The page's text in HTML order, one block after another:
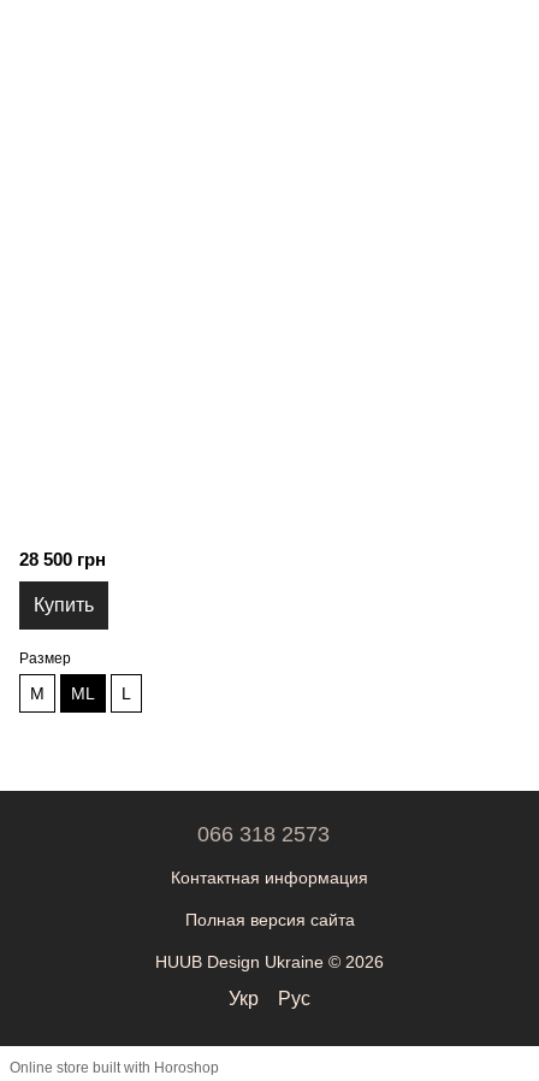
28 500 грн
Купить
Размер
M ML L
066 318 2573
Контактная информация
Полная версия сайта
HUUB Design Ukraine © 2026
Укр Рус
Online store built with Horoshop